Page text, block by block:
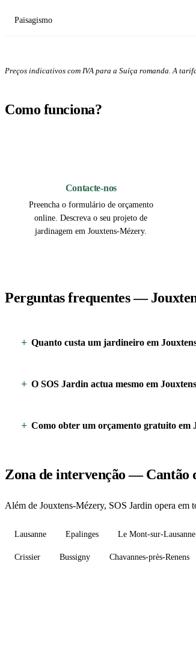
Paisagismo
Preços indicativos com IVA para a Suíça romanda. A
Como funciona?
Contacte-nos
Preencha o formulário de orçamento
online. Descreva o seu projeto de
jardinagem em Jouxtens-Mézery.
Perguntas frequentes —
Quanto custa um jardineiro em
O SOS Jardin actua mesmo em
Como obter um orçamento gratuito em
Zona de intervenção — Cantão
Além de Jouxtens-Mézery, SOS Jardin opera em
Lausanne Epalinges Le Mont-sur-Lausanne
Crissier Bussigny Chavannes-près-Renens